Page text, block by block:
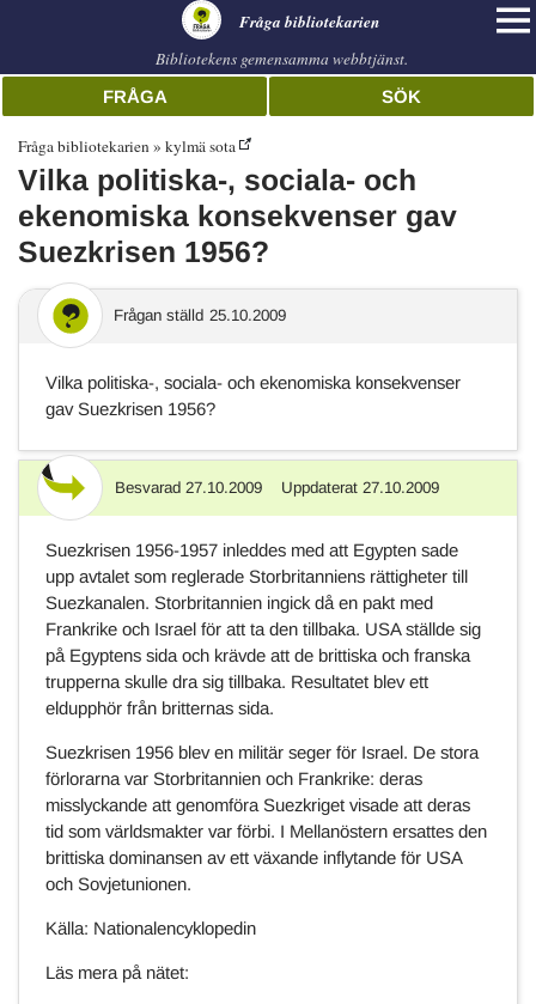
Fråga bibliotekarien
Bibliotekens gemensamma webbtjänst.
FRÅGA SÖK
Fråga bibliotekarien kylmä sota
Vilka politiska-, sociala- och
ekenomiska konsekvenser gav
Suezkrisen 1956?
Frågan ställd 25.10.2009
Vilka politiska-, sociala- och ekenomiska konsekvenser
gav Suezkrisen 1956?
Svar Besvarad 27.10.2009 Uppdaterat 27.10.2009
Suezkrisen 1956-1957 inleddes med att Egypten sade
upp avtalet som reglerade Storbritanniens rättigheter till
Suezkanalen. Storbritannien ingick då en pakt med
Frankrike och Israel för att ta den tillbaka. USA ställde sig
på Egyptens sida och krävde att de brittiska och franska
trupperna skulle dra sig tillbaka. Resultatet blev ett
eldupphör från britternas sida.
Suezkrisen 1956 blev en militär seger för Israel. De stora
förlorarna var Storbritannien och Frankrike: deras
misslyckande att genomföra Suezkriget visade att deras
tid som världsmakter var förbi. I Mellanöstern ersattes den
brittiska dominansen av ett växande inflytande för USA
och Sovjetunionen.
Källa: Nationalencyklopedin
Läs mera på nätet: